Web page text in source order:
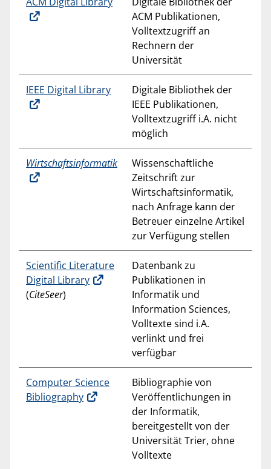
ACM Publikationen,
Volltextzugriff an
Rechnern der
Universität
IEEE Digital Library
Digitale Bibliothek der
IEEE Publikationen,
Volltextzugriff i.A. nicht
möglich
Wirtschaftsinformatik
Wissenschaftliche
Zeitschrift zur
Wirtschaftsinformatik,
nach Anfrage kann der
Betreuer einzelne Artikel
zur Verfügung stellen
Scientific Literature
Digital Library
(CiteSeer)
Datenbank zu
Publikationen in
Informatik und
Information Sciences,
Volltexte sind i.A.
verlinkt und frei
verfügbar
Computer Science
Bibliography
Bibliographie von
Veröffentlichungen in
der Informatik,
bereitgestellt von der
Universität Trier, ohne
Volltexte